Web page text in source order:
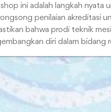
ini adalah langkah nyata
penilaian akreditasi
bahwa prodi teknik
diri dalam bidang